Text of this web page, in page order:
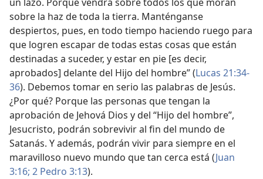
un lazo. Porque vendrá sobre todos los que moran
sobre la haz de toda la tierra. Manténganse
despiertos, pues, en todo tiempo haciendo ruego para
que logren escapar de todas estas cosas que están
destinadas a suceder, y estar en pie [es decir,
aprobados] delante del Hijo del hombre” (Lucas 21:34-
36). Debemos tomar en serio las palabras de Jesús.
¿Por qué? Porque las personas que tengan la
aprobación de Jehová Dios y del “Hijo del hombre”,
Jesucristo, podrán sobrevivir al fin del mundo de
Satanás. Y además, podrán vivir para siempre en el
maravilloso nuevo mundo que tan cerca está (Juan
3:16; 2 Pedro 3:13).